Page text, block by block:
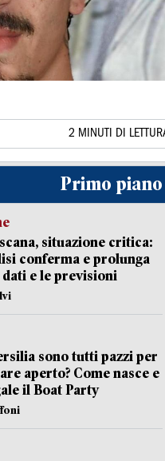
2 MINUTI DI
Primo piano
situazione critica:
conferma e prolunga
dati e le previsioni
sono tutti pazzi per
aperto? Come nasce e
il Boat Party